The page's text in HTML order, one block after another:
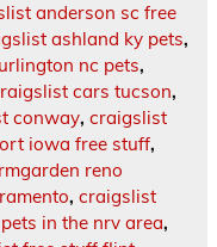
anderson sc free
ashland ky pets,
nc pets,
cars tucson,
conway, craigslist
iowa free stuff,
reno
, craigslist
in the nrv area,